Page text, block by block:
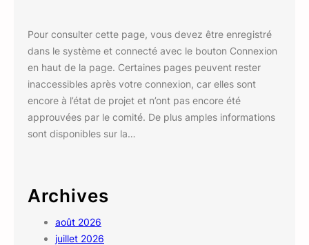
Pour consulter cette page, vous devez être enregistré
dans le système et connecté avec le bouton Connexion
en haut de la page. Certaines pages peuvent rester
inaccessibles après votre connexion, car elles sont
encore à l’état de projet et n’ont pas encore été
approuvées par le comité. De plus amples informations
sont disponibles sur la…
Archives
août 2026
juillet 2026